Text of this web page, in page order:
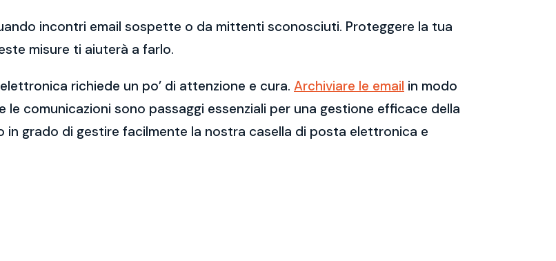
incontri email sospette o da mittenti sconosciuti. Proteggere la tua
misure ti aiuterà a farlo.
richiede un po’ di attenzione e cura. Archiviare le email in modo
comunicazioni sono passaggi essenziali per una gestione efficace della
grado di gestire facilmente la nostra casella di posta elettronica e